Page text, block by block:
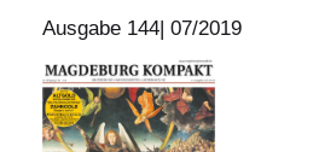
Ausgabe 144| 07/2019